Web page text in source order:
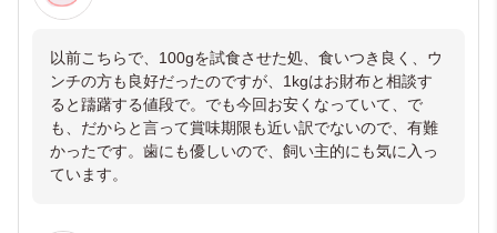
以前こちらで、100gを試食させた処、食いつき良く、ウ
ンチの方も良好だったのですが、1kgはお財布と相談す
ると躊躇する値段で。でも今回お安くなっていて、で
も、だからと言って賞味期限も近い訳でないので、有難
かったです。歯にも優しいので、飼い主的にも気に入っ
ています。